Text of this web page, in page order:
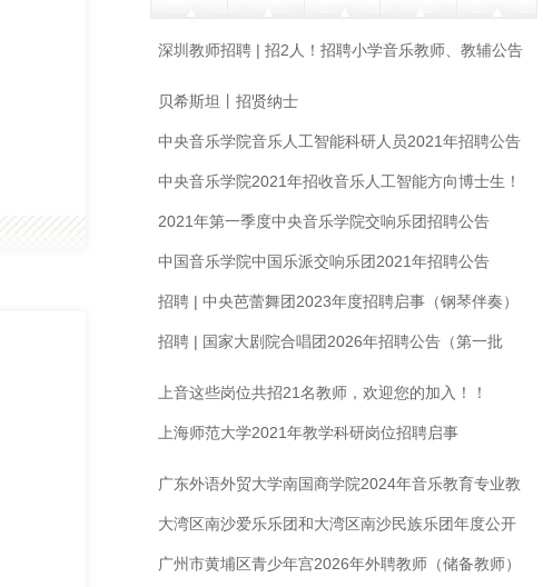
深圳教师招聘 | 招2人！招聘小学音乐教师、教辅公告
贝希斯坦丨招贤纳士
中央音乐学院音乐人工智能科研人员2021年招聘公告
中央音乐学院2021年招收音乐人工智能方向博士生！
俞峰校长携手院士和著名教授，组建跨学科导师阵
容！
2021年第一季度中央音乐学院交响乐团招聘公告
中国音乐学院中国乐派交响乐团2021年招聘公告
招聘 | 中央芭蕾舞团2023年度招聘启事（钢琴伴奏）
招聘 | 国家大剧院合唱团2026年招聘公告（第一批
次）（钢琴伴奏、合唱演员）
上音这些岗位共招21名教师，欢迎您的加入！！
上海师范大学2021年教学科研岗位招聘启事
广东外语外贸大学南国商学院2024年音乐教育专业教
师招聘启事｜招聘声乐老师
大湾区南沙爱乐乐团和大湾区南沙民族乐团年度公开
招聘
广州市黄埔区青少年宫2026年外聘教师（储备教师）